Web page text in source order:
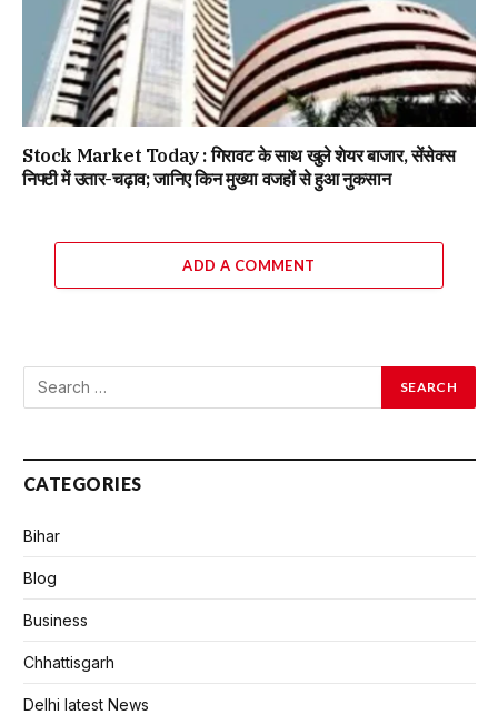
Stock Market Today : गिरावट के साथ खुले शेयर बाजार, सेंसेक्स
निफ्टी में उतार-चढ़ाव; जानिए किन मुख्या वजहों से हुआ नुकसान
ADD A COMMENT
CATEGORIES
Bihar
Blog
Business
Chhattisgarh
Delhi latest News